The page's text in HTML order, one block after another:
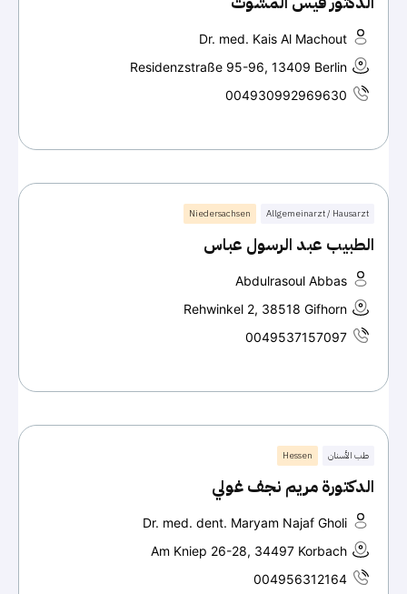
Dr. med. Kais Al Machout
Residenzstraße 95-96, 13409 Berlin
004930992969630
Allgemeinarzt / Hausarzt
Niedersachsen
الطبيب عبد الرسول عباس
Abdulrasoul Abbas
Rehwinkel 2, 38518 Gifhorn
0049537157097
طب الأسنان Hessen
الدكتورة مريم نجف غولي
Dr. med. dent. Maryam Najaf Gholi
Am Kniep 26-28, 34497 Korbach
004956312164